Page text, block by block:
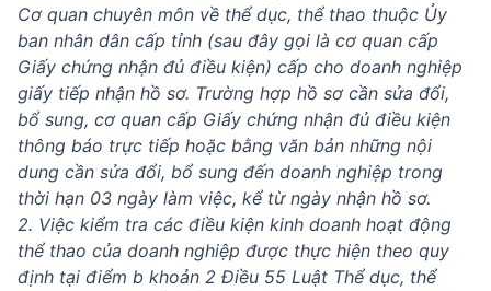
Cơ quan chuyên môn về thể dục, thể thao thuộc Ủy
ban nhân dân cấp tỉnh (sau đây gọi là cơ quan cấp
Giấy chứng nhận đủ điều kiện) cấp cho doanh nghiệp
giấy tiếp nhận hồ sơ. Trường hợp hồ sơ cần sửa đổi,
bổ sung, cơ quan cấp Giấy chứng nhận đủ điều kiện
thông báo trực tiếp hoặc bằng văn bản những nội
dung cần sửa đổi, bổ sung đến doanh nghiệp trong
thời hạn 03 ngày làm việc, kể từ ngày nhận hồ sơ.
2. Việc kiểm tra các điều kiện kinh doanh hoạt động
thể thao của doanh nghiệp được thực hiện theo quy
định tại điểm b khoản 2 Điều 55 Luật Thể dục, thể